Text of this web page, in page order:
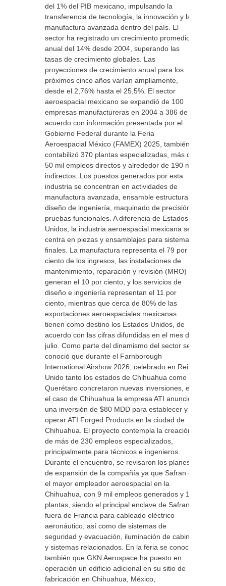
del 1% del PIB mexicano, impulsando la
transferencia de tecnología, la innovación y la
manufactura avanzada dentro del país. El
sector ha registrado un crecimiento promedio
anual del 14% desde 2004, superando las
tasas de crecimiento globales. Las
proyecciones de crecimiento anual para los
próximos cinco años varían ampliamente,
desde el 2,76% hasta el 25,5%. El sector
aeroespacial mexicano se expandió de 100
empresas manufactureras en 2004 a 386 de
acuerdo con información presentada por el
Gobierno Federal durante la Feria
Aeroespacial México (FAMEX) 2025, también
contabilizó 370 plantas especializadas, más de
50 mil empleos directos y alrededor de 190 mil
indirectos. Los puestos generados por esta
industria se concentran en actividades de
manufactura avanzada, ensamble estructural,
diseño de ingeniería, maquinado de precisión y
pruebas funcionales. A diferencia de Estados
Unidos, la industria aeroespacial mexicana se
centra en piezas y ensamblajes para sistemas
finales. La manufactura representa el 79 por
ciento de los ingresos, las instalaciones de
mantenimiento, reparación y revisión (MRO)
generan el 10 por ciento, y los servicios de
diseño e ingeniería representan el 11 por
ciento, mientras que cerca de 80% de las
exportaciones aeroespaciales mexicanas
tienen como destino los Estados Unidos, de
acuerdo con las cifras difundidas en el mes de
julio. Como parte del dinamismo del sector se
conoció que durante el Farnborough
International Airshow 2026, celebrado en Reino
Unido tanto los estados de Chihuahua como
Querétaro concretaron nuevas inversiones, en
el caso de Chihuahua la empresa ATI anunció
una inversión de $80 MDD para establecer y
operar ATI Forged Products en la ciudad de
Chihuahua. El proyecto contempla la creación
de más de 230 empleos especializados,
principalmente para técnicos e ingenieros.
Durante el encuentro, se revisaron los planes
de expansión de la compañía ya que Safran es
el mayor empleador aeroespacial en la
Chihuahua, con 9 mil empleos generados y 13
plantas, siendo el principal enclave de Safran
fuera de Francia para cableado eléctrico
aeronáutico, así como de sistemas de
seguridad y evacuación, iluminación de cabina
y sistemas relacionados. En la feria se conoció
también que GKN Aerospace ha puesto en
operación un edificio adicional en su sitio de
fabricación en Chihuahua, México,